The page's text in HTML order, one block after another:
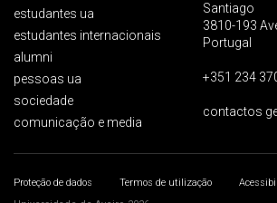
estudantes ua
estudantes internacionais
alumni
pessoas ua
sociedade
comunicação e media
Santiago
3810-193
Portugal
+351 234
contactos
Proteção de dados Termos de utilização